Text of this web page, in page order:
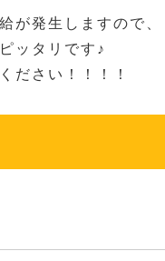
が発生しますので、
ッタリです♪
ださい！！！！